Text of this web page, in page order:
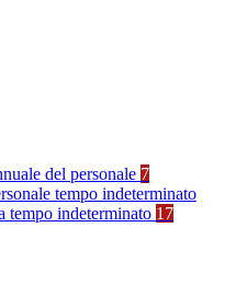
del personale 7
tempo indeterminato
tempo indeterminato 17